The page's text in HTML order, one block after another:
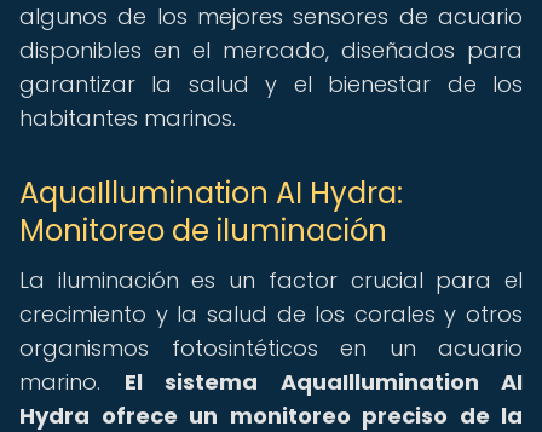
algunos de los mejores sensores de acuario
disponibles en el mercado, diseñados para
garantizar la salud y el bienestar de los
habitantes marinos.
AquaIllumination AI Hydra:
Monitoreo de iluminación
La iluminación es un factor crucial para el
crecimiento y la salud de los corales y otros
organismos fotosintéticos en un acuario
marino. El sistema AquaIllumination AI
Hydra ofrece un monitoreo preciso de la